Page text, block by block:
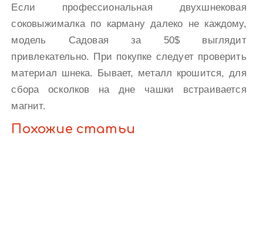
Если профессиональная двухшнековая
соковыжималка по карману далеко не каждому,
модель Садовая за 50$ выглядит
привлекательно. При покупке следует проверить
материал шнека. Бывает, металл крошится, для
сбора осколков на дне чашки встраивается
магнит.
Похожие статьи